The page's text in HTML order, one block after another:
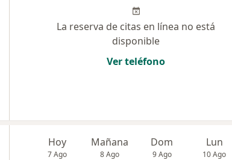
La reserva de citas en línea no está
disponible
Ver teléfono
Hoy
7 Ago
Mañana
8 Ago
Dom
9 Ago
Lun
10 Ago